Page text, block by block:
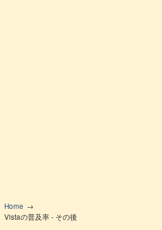
Home
Vistaの普及率 - その後